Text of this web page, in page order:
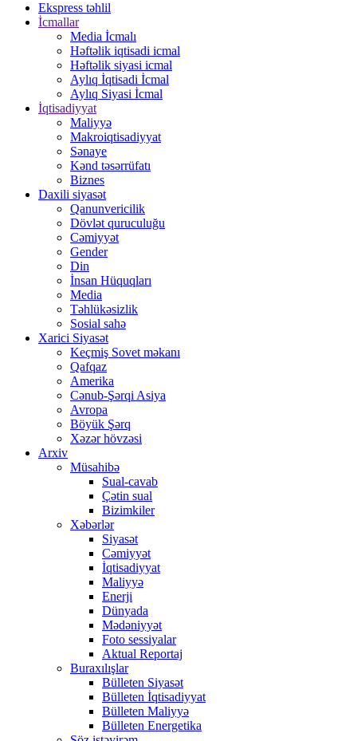
Ekspress təhlil
İcmallar
Media İcmalı
Həftəlik iqtisadi icmal
Həftəlik siyasi icmal
Aylıq İqtisadi İcmal
Aylıq Siyasi İcmal
İqtisadiyyat
Maliyyə
Makroiqtisadiyyat
Sənaye
Kənd təsərrüfatı
Biznes
Daxili siyasət
Qanunvericilik
Dövlət quruculuğu
Cəmiyyət
Gender
Din
İnsan Hüquqları
Media
Təhlükəsizlik
Sosial sahə
Xarici Siyasət
Keçmiş Sovet məkanı
Qafqaz
Amerika
Cənub-Şərqi Asiya
Avropa
Böyük Şərq
Xəzər hövzəsi
Arxiv
Müsahibə
Sual-cavab
Çətin sual
Bizimkiler
Xəbərlər
Siyasət
Cəmiyyət
İqtisadiyyat
Maliyyə
Enerji
Dünyada
Mədəniyyət
Foto sessiyalar
Aktual Reportaj
Buraxılışlar
Bülleten Siyasət
Bülleten İqtisadiyyat
Bülleten Maliyyə
Bülleten Energetika